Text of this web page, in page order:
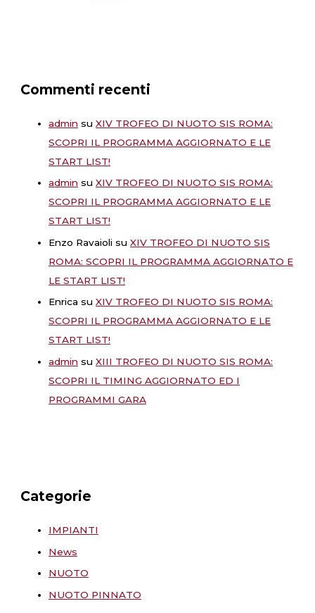
Commenti recenti
admin suXIV TROFEO DI NUOTO SIS ROMA:
SCOPRI IL PROGRAMMA AGGIORNATO E LE
START LIST!
admin suXIV TROFEO DI NUOTO SIS ROMA:
SCOPRI IL PROGRAMMA AGGIORNATO E LE
START LIST!
Enzo Ravaioli suXIV TROFEO DI NUOTO SIS
ROMA: SCOPRI IL PROGRAMMA AGGIORNATO E
LE START LIST!
Enrica suXIV TROFEO DI NUOTO SIS ROMA:
SCOPRI IL PROGRAMMA AGGIORNATO E LE
START LIST!
admin suXIII TROFEO DI NUOTO SIS ROMA:
SCOPRI IL TIMING AGGIORNATO ED I
PROGRAMMI GARA
Categorie
IMPIANTI
News
NUOTO
NUOTO PINNATO